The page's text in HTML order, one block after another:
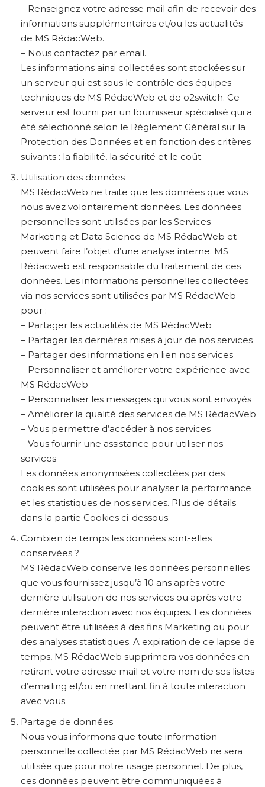
– Renseignez votre adresse mail afin de recevoir des
informations supplémentaires et/ou les actualités
de MS RédacWeb.
– Nous contactez par email.
Les informations ainsi collectées sont stockées sur
un serveur qui est sous le contrôle des équipes
techniques de MS RédacWeb et de o2switch. Ce
serveur est fourni par un fournisseur spécialisé qui a
été sélectionné selon le Règlement Général sur la
Protection des Données et en fonction des critères
suivants : la fiabilité, la sécurité et le coût.
Utilisation des données
MS RédacWeb ne traite que les données que vous
nous avez volontairement données. Les données
personnelles sont utilisées par les Services
Marketing et Data Science de MS RédacWeb et
peuvent faire l’objet d’une analyse interne. MS
Rédacweb est responsable du traitement de ces
données. Les informations personnelles collectées
via nos services sont utilisées par MS RédacWeb
pour :
– Partager les actualités de MS RédacWeb
– Partager les dernières mises à jour de nos services
– Partager des informations en lien nos services
– Personnaliser et améliorer votre expérience avec
MS RédacWeb
– Personnaliser les messages qui vous sont envoyés
– Améliorer la qualité des services de MS RédacWeb
– Vous permettre d’accéder à nos services
– Vous fournir une assistance pour utiliser nos
services
Les données anonymisées collectées par des
cookies sont utilisées pour analyser la performance
et les statistiques de nos services. Plus de détails
dans la partie Cookies ci-dessous.
Combien de temps les données sont-elles
conservées ?
MS RédacWeb conserve les données personnelles
que vous fournissez jusqu’à 10 ans après votre
dernière utilisation de nos services ou après votre
dernière interaction avec nos équipes. Les données
peuvent être utilisées à des fins Marketing ou pour
des analyses statistiques. A expiration de ce lapse de
temps, MS RédacWeb supprimera vos données en
retirant votre adresse mail et votre nom de ses listes
d’emailing et/ou en mettant fin à toute interaction
avec vous.
Partage de données
Nous vous informons que toute information
personnelle collectée par MS RédacWeb ne sera
utilisée que pour notre usage personnel. De plus,
ces données peuvent être communiquées à